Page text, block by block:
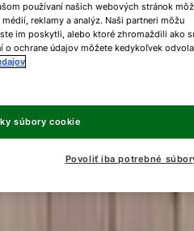
používaní našich webových stránok
reklamy a analýz. Naši partneri môžu
im poskytli, alebo ktoré zhromaždili ako
o ochrane údajov môžete kedykoľvek
Povoliť iba potrebné
súbory cookie